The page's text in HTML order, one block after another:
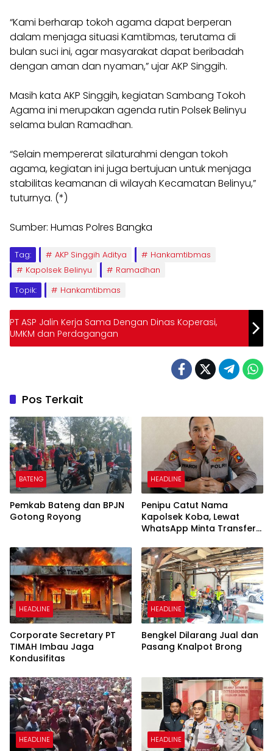
“Kami berharap tokoh agama dapat berperan
dalam menjaga situasi Kamtibmas, terutama di
bulan suci ini, agar masyarakat dapat beribadah
dengan aman dan nyaman,” ujar AKP Singgih.
Masih kata AKP Singgih, kegiatan Sambang Tokoh
Agama ini merupakan agenda rutin Polsek Belinyu
selama bulan Ramadhan.
“Selain mempererat silaturahmi dengan tokoh
agama, kegiatan ini juga bertujuan untuk menjaga
stabilitas keamanan di wilayah Kecamatan Belinyu,”
tuturnya. (*)
Sumber: Humas Polres Bangka
Tag: AKP Singgih Aditya
Hankamtibmas
Kapolsek Belinyu
Ramadhan
Topik:
Hankamtibmas
PT ASP Jalin Kerja Sama Dengan Dinas Koperasi,
UMKM dan Perdagangan
Pos Terkait
BATENG
Pemkab Bateng dan BPJN
Gotong Royong
HEADLINE
Penipu Catut Nama
Kapolsek Koba, Lewat
WhatsApp Minta Transfer
HEADLINE
Corporate Secretary PT
TIMAH Imbau Jaga
Kondusifitas
HEADLINE
Bengkel Dilarang Jual dan
Pasang Knalpot Brong
HEADLINE HEADLINE